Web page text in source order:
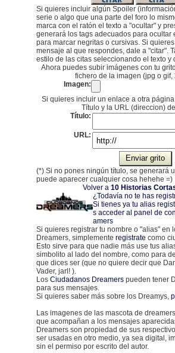
Si quieres incluir algún Spoiler
serie o algo que una parte del foro lo
marca con el ratón el texto a "ocultar" y
generará los tags adecuados para ocultar
para marcar negritas o cursivas. Si
mensaje al que respondes, dale a "citar".
estilo de las citas seleccionando el texto y
Ahora puedes subir imágenes con tu
fichero de la imagen (jpg o gif,
Imagen:
Si quieres incluir un enlace a otra página
Título y la URL (direccion)
Título:
URL:
(*) Si no pones ningún título, se generará
puede aparecer cualquier cosa hehehe =)
Volver a10 Historias
¿Todavía no te has
Si tienes ya tu alias
s acceder al panel de
amers
Si quieres registrar tu nombre o "alias" en
Dreamers, simplemente registrate como
Esto sirve para que nadie más use tus
simbolito al lado del nombre, como para
que dices ser (que no quiere decir que
Vader, jarl! ).
Los Ciudadanos Dreamerspueden tener
para sus mensajes.
Si quieres saber más sobre los Dreamys,
Las imagenes de las mascota de
que acompañan a los mensajes
Dreamers son propiedad de sus
ser usadas en otro medio, ya sea digital,
sin el permiso por escrito del autor.